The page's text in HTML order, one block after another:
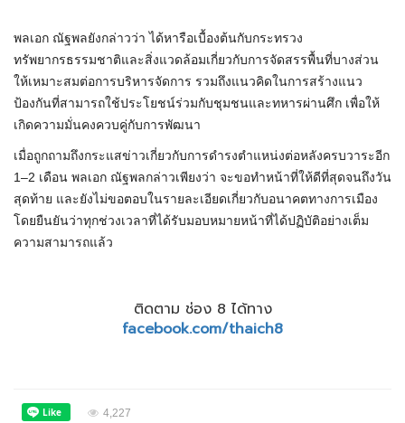
พลเอก ณัฐพลยังกล่าวว่า ได้หารือเบื้องต้นกับกระทรวง
ทรัพยากรธรรมชาติและสิ่งแวดล้อมเกี่ยวกับการจัดสรรพื้นที่บางส่วน
ให้เหมาะสมต่อการบริหารจัดการ รวมถึงแนวคิดในการสร้างแนว
ป้องกันที่สามารถใช้ประโยชน์ร่วมกับชุมชนและทหารผ่านศึก เพื่อให้
เกิดความมั่นคงควบคู่กับการพัฒนา
เมื่อถูกถามถึงกระแสข่าวเกี่ยวกับการดำรงตำแหน่งต่อหลังครบวาระอีก
1–2 เดือน พลเอก ณัฐพลกล่าวเพียงว่า จะขอทำหน้าที่ให้ดีที่สุดจนถึงวัน
สุดท้าย และยังไม่ขอตอบในรายละเอียดเกี่ยวกับอนาคตทางการเมือง
โดยยืนยันว่าทุกช่วงเวลาที่ได้รับมอบหมายหน้าที่ได้ปฏิบัติอย่างเต็ม
ความสามารถแล้ว
ติดตาม ช่อง 8 ได้ทาง
facebook.com/thaich8
4,227